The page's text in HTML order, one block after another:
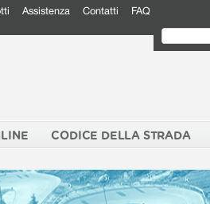
Assistenza Contatti FAQ
CODICE DELLA STRADA